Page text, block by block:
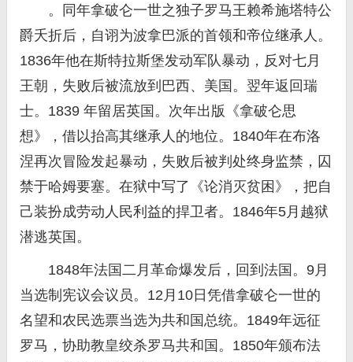
。同年拿破仑一世之独子罗马王赖希施塔特公
爵夭折后，自诩为波拿巴派的首领和帝位继承人。
1836年他在斯特拉斯堡发动军队暴动，反对七月
王朝，失败后被流放到巴西、美国。翌年返回瑞
士。1839 年留居英国。次年出版《拿破仑思
想》，借以抬高其继承人的地位。1840年在布洛
涅再次冒险发起暴动，失败后被判处终身监禁，囚
禁于哈姆要塞。在狱中写了《论消灭贫困》，把自
己装扮成劳动人民利益的捍卫者。1846年5月越狱
潜逃英国。
1848年法国二月革命爆发后，回到法国。9月
当选制宪议会议员。12月10日凭借拿破仑一世的
名望和农民选票当选为共和国总统。1849年远征
罗马，协助教皇绞杀罗马共和国。1850年颁布法